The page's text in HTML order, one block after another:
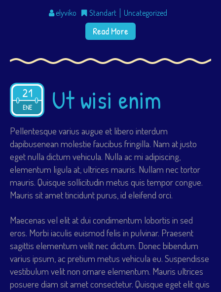
elyviko Standart Uncategorized
Read More
21
ENE
2015 Ut wisi enim
Pellentesque varius augue et libero interdum
dapibusenean molestie faucibus fringilla. Nam at justo
eget nulla dictum vehicula. Nulla ac mi adipiscing,
elementum ligula at, ultrices mauris. Nullam nec tortor
mauris. Quisque sollicitudin metus quis tempor congue.
Mauris sit amet tincidunt purus, id eleifend orci.
Maecenas vel elit at dui condimentum lobortis in sed
eros. Morbi iaculis euismod felis in pulvinar. Praesent
sagittis elementum velit nec dictum. Donec bibendum
varius ipsum, ac pretium metus vehicula eu. Suspendisse
vestibulum velit non ornare elementum. Mauris ultrices
posuere diam sit amet consectetur. Quisque eget elit quis